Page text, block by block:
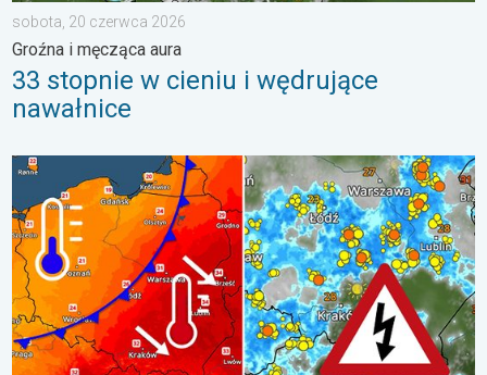
sobota, 20 czerwca 2026
Groźna i męcząca aura
33 stopnie w cieniu i wędrujące
nawałnice
Groźne burze na pożegnanie upałów. Ochłodzenie i burze. . .